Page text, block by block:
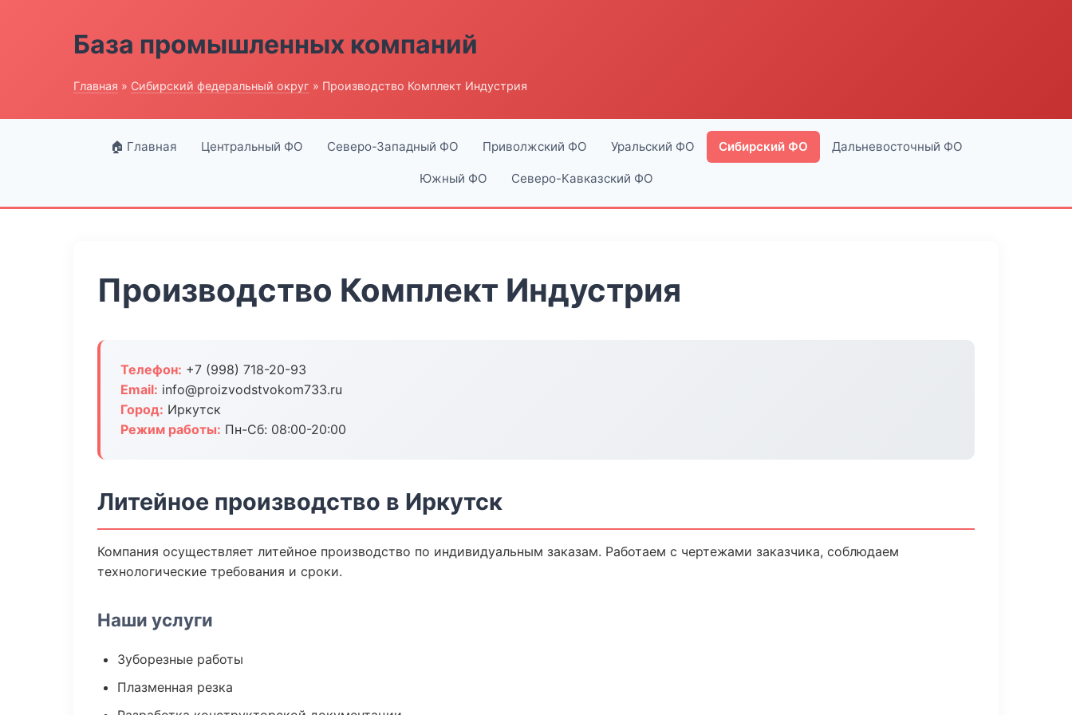
База промышленных компаний
Главная » Сибирский федеральный округ » Производство Комплект Индустрия
🏠 Главная Центральный ФО Северо-Западный ФО Приволжский ФО Уральский ФО Сибирский ФО Дальневосточный ФО
Южный ФО Северо-Кавказский ФО
Производство Комплект Индустрия
Телефон: +7 (998) 718-20-93
Email: info@proizvodstvokom733.ru
Город: Иркутск
Режим работы: Пн-Сб: 08:00-20:00
Литейное производство в Иркутск
Компания осуществляет литейное производство по индивидуальным заказам. Работаем с чертежами заказчика, соблюдаем
технологические требования и сроки.
Наши услуги
Зуборезные работы
Плазменная резка